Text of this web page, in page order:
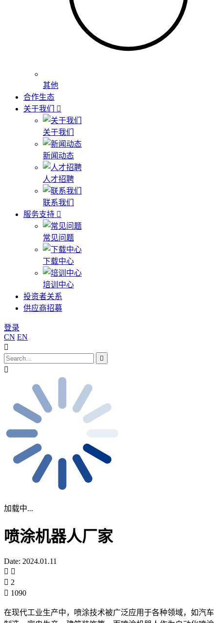
其他
合作生态
关于我们
关于我们
新闻动态
人才招聘
联系我们
服务支持
常见问题
下载中心
培训中心
投资者关系
供应商招募
登录
CN EN
加载中...
喷涂机器人厂家
Date: 2024.01.11
2
1090
在现代工业生产中，喷涂技术被广泛应用于各种领域，如汽车